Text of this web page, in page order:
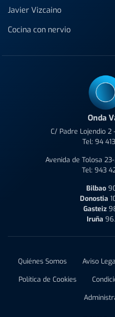
Javier Vizcaino
Cocina con nervio
Onda
C/ Padre Lojendio 2
Tel: 94
Avenida de Tolosa
Tel: 943
Bilbao
Donostia
Gasteiz
Iruña
Quiénes Somos Aviso
Política de Cookies